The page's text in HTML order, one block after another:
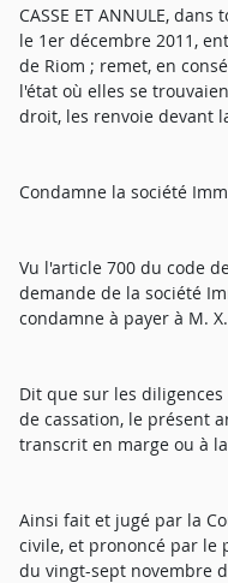
CASSE ET ANNULE,
le 1er décembre 2011,
de Riom ; remet, en
l'état où elles se
droit, les renvoie devant
Condamne la société
Vu l'article 700 du code
demande de la société
condamne à payer à M.
Dit que sur les
de cassation, le présent
transcrit en marge ou à
Ainsi fait et jugé par la
civile, et prononcé par le
du vingt-sept novembre